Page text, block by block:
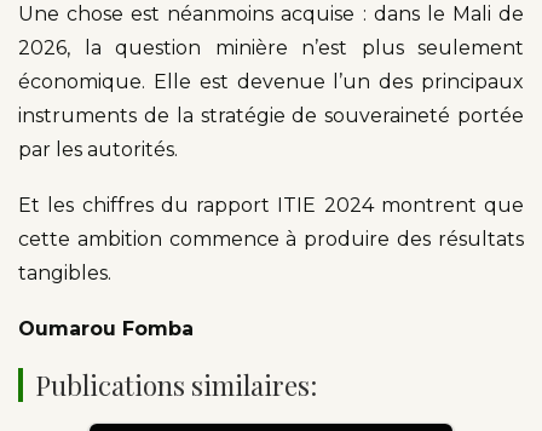
Une chose est néanmoins acquise : dans le Mali de
2026, la question minière n’est plus seulement
économique. Elle est devenue l’un des principaux
instruments de la stratégie de souveraineté portée
par les autorités.
Et les chiffres du rapport ITIE 2024 montrent que
cette ambition commence à produire des résultats
tangibles.
Oumarou Fomba
Publications similaires: